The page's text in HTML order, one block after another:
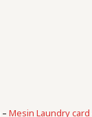
–Mesin Laundry card